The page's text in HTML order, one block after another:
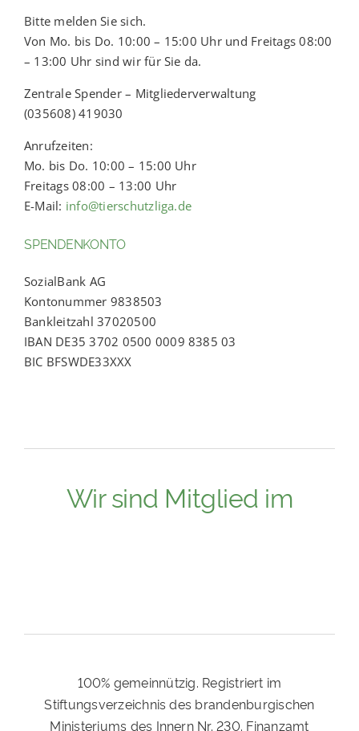
Bitte melden Sie sich.
Von Mo. bis Do. 10:00 – 15:00 Uhr und Freitags 08:00
– 13:00 Uhr sind wir für Sie da.
Zentrale Spender – Mitgliederverwaltung
(035608) 419030
Anrufzeiten:
Mo. bis Do. 10:00 – 15:00 Uhr
Freitags 08:00 – 13:00 Uhr
E-Mail: info@tierschutzliga.de
SPENDENKONTO
SozialBank AG
Kontonummer 9838503
Bankleitzahl 37020500
IBAN DE35 3702 0500 0009 8385 03
BIC BFSWDE33XXX
Wir sind Mitglied im
100% gemeinnützig. Registriert im
Stiftungsverzeichnis des brandenburgischen
Ministeriums des Innern Nr. 230. Finanzamt